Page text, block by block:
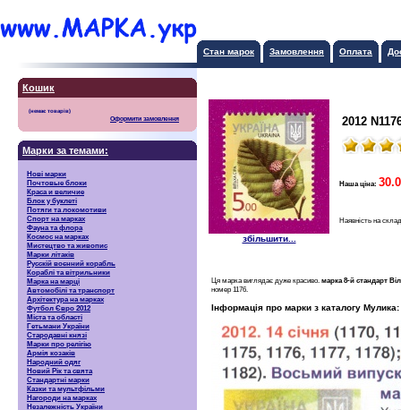
Стан марок Замовлення Оплата
Кошик
Оформити замовлення
Марки за темами:
Нові марки
Почтовые блоки
Краса и величие
Блок у буклеті
Потяги та локомотиви
Спорт на марках
Фауна та флора
Космос на марках
Мистецтво та живопис
Марки літаків
Русскiй воєнний корабль
Кораблі та вітрильники
Марка на марці
Автомобілі та транспорт
Архітектура на марках
Футбол Євро 2012
Міста та області
Гетьмани України
Стародавні князі
Марки про релігію
Армія козаків
Народний одяг
Новий Рік та свята
Стандартні марки
Казки та мультфільми
Нагороди на марках
Незалежність України
збільшити...
2012
Наша ціна:
Наявність на
Ця марка виглядає дуже красиво. марка 8-й стандарт
номер 1176.
Інформація про марки з каталогу Мулика: